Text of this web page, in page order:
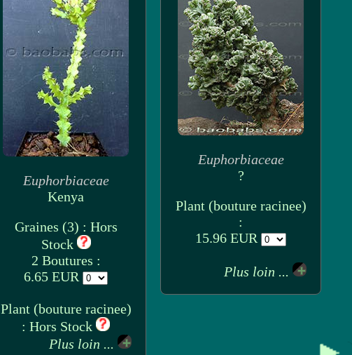
Euphorbiaceae
Kenya
Graines (3) : Hors
Stock
2 Boutures :
6.65 EUR
Plant (bouture racinee)
: Hors Stock
Plus loin ...
Euphorbiaceae
?
Plant (bouture racinee)
:
15.96 EUR
Plus loin ...